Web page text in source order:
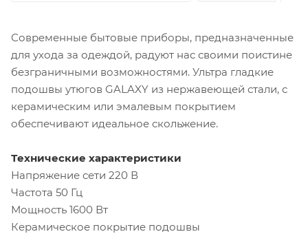
Современные бытовые приборы, предназначенные
для ухода за одеждой, радуют нас своими поистине
безграничными возможностями. Ультра гладкие
подошвы утюгов GALAXY из нержавеющей стали, с
керамическим или эмалевым покрытием
обеспечивают идеальное скольжение.
Технические характеристики
Напряжение сети 220 В
Частота 50 Гц
Мощность 1600 Вт
Керамическое покрытие подошвы